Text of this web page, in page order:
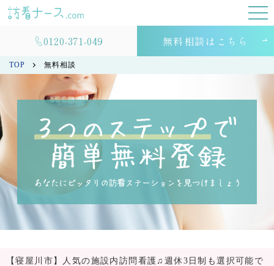
0120-371-049 無料相談はこちら
TOP 無料相談
【寝屋川市】人気の施設内訪問看護♫週休3日制も選択可能で